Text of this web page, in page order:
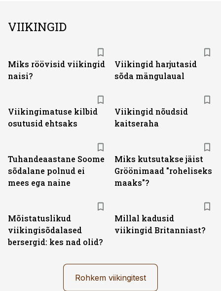
VIIKINGID
Miks röövisid viikingid
naisi?
Viikingid harjutasid
sõda mängulaual
Viikingimatuse kilbid
osutusid ehtsaks
Viikingid nõudsid
kaitseraha
Tuhandeaastane Soome
sõdalane polnud ei
mees ega naine
Miks kutsutakse jäist
Gröönimaad "roheliseks
maaks"?
Mõistatuslikud
viikingisõdalased
bersergid: kes nad olid?
Millal kadusid
viikingid Britanniast?
Rohkem viikingitest